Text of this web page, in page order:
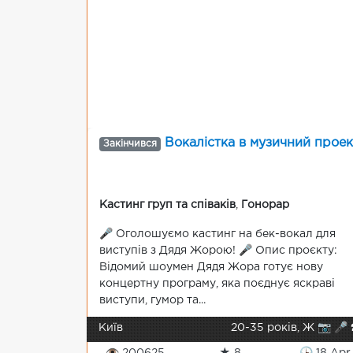
Закінчився Вокалістка в музичний
Кастинг груп та співаків Гонорар
🎤 Оголошуємо кастинг на бек-вокал для
виступів з Дядя Жорою! 🎤 Опис проєкту:
Відомий шоумен Дядя Жора готує нову
концертну програму, яка поєднує яскраві
виступи, гумор та...
Київ 20-35 років, Ж 📷 🎤